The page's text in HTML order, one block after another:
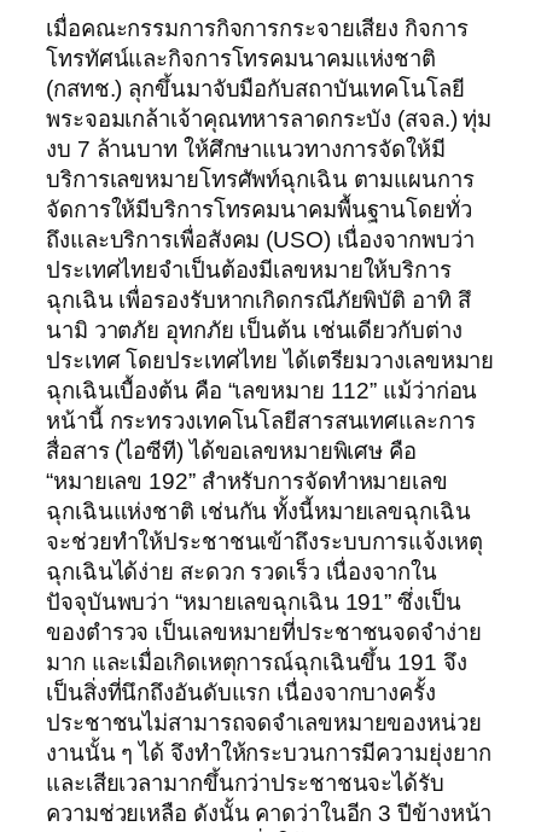
เมื่อคณะกรรมการกิจการกระจายเสียง กิจการ
โทรทัศน์และกิจการโทรคมนาคมแห่งชาติ
(กสทช.) ลุกขึ้นมาจับมือกับสถาบันเทคโนโลยี
พระจอมเกล้าเจ้าคุณทหารลาดกระบัง (สจล.) ทุ่ม
งบ 7 ล้านบาท ให้ศึกษาแนวทางการจัดให้มี
บริการเลขหมายโทรศัพท์ฉุกเฉิน ตามแผนการ
จัดการให้มีบริการโทรคมนาคมพื้นฐานโดยทั่ว
ถึงและบริการเพื่อสังคม (USO) เนื่องจากพบว่า
ประเทศไทยจำเป็นต้องมีเลขหมายให้บริการ
ฉุกเฉิน เพื่อรองรับหากเกิดกรณีภัยพิบัติ อาทิ สึ
นามิ วาตภัย อุทกภัย เป็นต้น เช่นเดียวกับต่าง
ประเทศ โดยประเทศไทย ได้เตรียมวางเลขหมาย
ฉุกเฉินเบื้องต้น คือ “เลขหมาย 112” แม้ว่าก่อน
หน้านี้ กระทรวงเทคโนโลยีสารสนเทศและการ
สื่อสาร (ไอซีที) ได้ขอเลขหมายพิเศษ คือ
“หมายเลข 192” สำหรับการจัดทำหมายเลข
ฉุกเฉินแห่งชาติ เช่นกัน ทั้งนี้หมายเลขฉุกเฉิน
จะช่วยทำให้ประชาชนเข้าถึงระบบการแจ้งเหตุ
ฉุกเฉินได้ง่าย สะดวก รวดเร็ว เนื่องจากใน
ปัจจุบันพบว่า “หมายเลขฉุกเฉิน 191” ซึ่งเป็น
ของตำรวจ เป็นเลขหมายที่ประชาชนจดจำง่าย
มาก และเมื่อเกิดเหตุการณ์ฉุกเฉินขึ้น 191 จึง
เป็นสิ่งที่นึกถึงอันดับแรก เนื่องจากบางครั้ง
ประชาชนไม่สามารถจดจำเลขหมายของหน่วย
งานนั้น ๆ ได้ จึงทำให้กระบวนการมีความยุ่งยาก
และเสียเวลามากขึ้นกว่าประชาชนจะได้รับ
ความช่วยเหลือ ดังนั้น คาดว่าในอีก 3 ปีข้างหน้า